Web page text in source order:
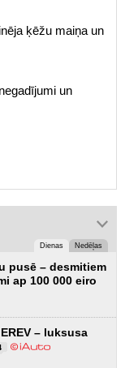
ķēžu maiņa un
un
Dienas Nedēļas
pusē – desmitiem
ap 100 000 eiro
– luksusa